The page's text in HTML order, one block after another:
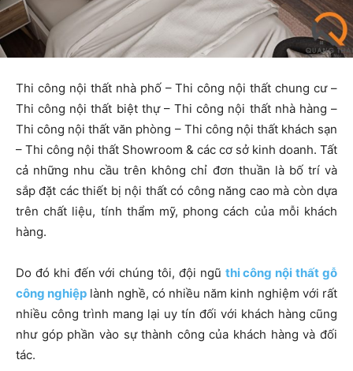
Thi công nội thất nhà phố – Thi công nội thất chung cư –
Thi công nội thất biệt thự – Thi công nội thất nhà hàng –
Thi công nội thất văn phòng – Thi công nội thất khách sạn
– Thi công nội thất Showroom & các cơ sở kinh doanh. Tất
cả những nhu cầu trên không chỉ đơn thuần là bố trí và
sắp đặt các thiết bị nội thất có công năng cao mà còn dựa
trên chất liệu, tính thẩm mỹ, phong cách của mỗi khách
hàng.
Do đó khi đến với chúng tôi, đội ngũ thi công nội thất gỗ
công nghiệp lành nghề, có nhiều năm kinh nghiệm với rất
nhiều công trình mang lại uy tín đối với khách hàng cũng
như góp phần vào sự thành công của khách hàng và đối
tác.